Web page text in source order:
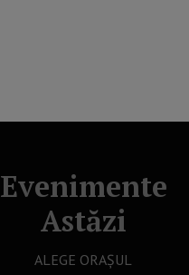
Evenimente
Astăzi
ALEGE ORAȘUL